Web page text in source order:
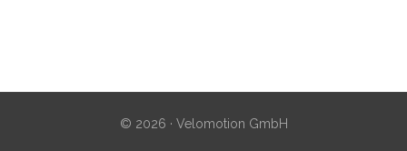
© 2026 · Velomotion GmbH